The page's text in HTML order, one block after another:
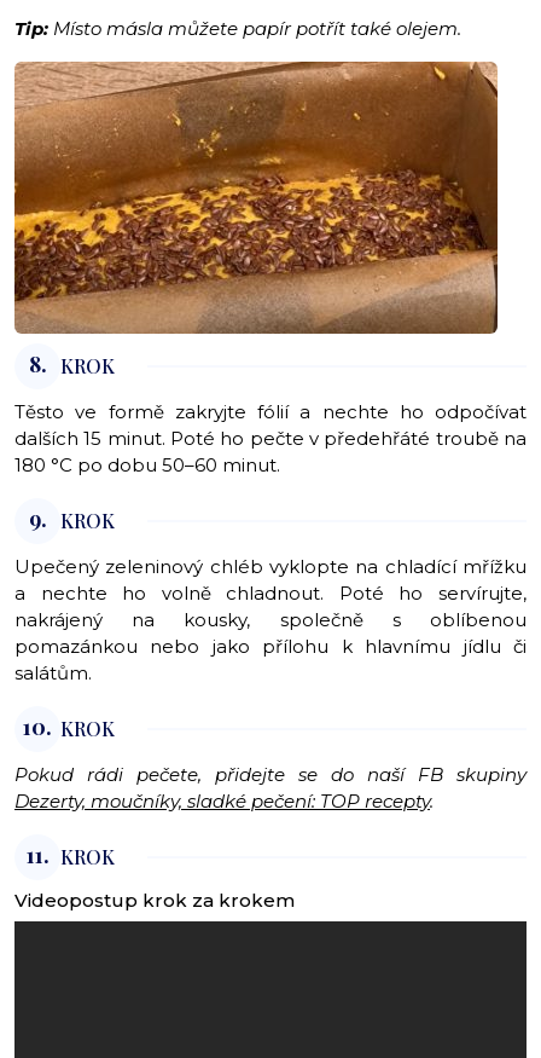
Tip: Místo másla můžete papír potřít také olejem.
8. KROK
Těsto ve formě zakryjte fólií a nechte ho odpočívat
dalších 15 minut. Poté ho pečte v předehřáté troubě na
180 °C po dobu 50–60 minut.
9. KROK
Upečený zeleninový chléb vyklopte na chladící mřížku
a nechte ho volně chladnout. Poté ho servírujte,
nakrájený na kousky, společně s oblíbenou
pomazánkou nebo jako přílohu k hlavnímu jídlu či
salátům.
10. KROK
Pokud rádi pečete, přidejte se do naší FB skupiny
Dezerty, moučníky, sladké pečení: TOP recepty.
11. KROK
Videopostup krok za krokem